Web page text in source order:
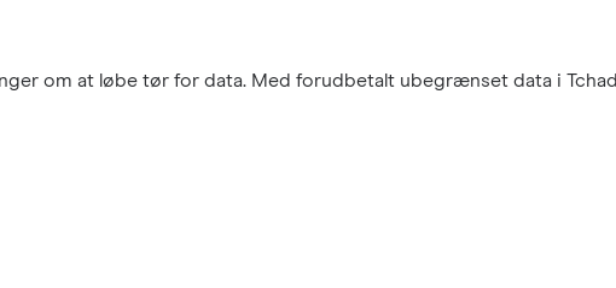
om at løbe tør for data. Med forudbetalt ubegrænset data i